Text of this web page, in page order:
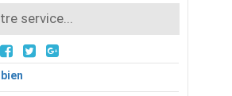
service...